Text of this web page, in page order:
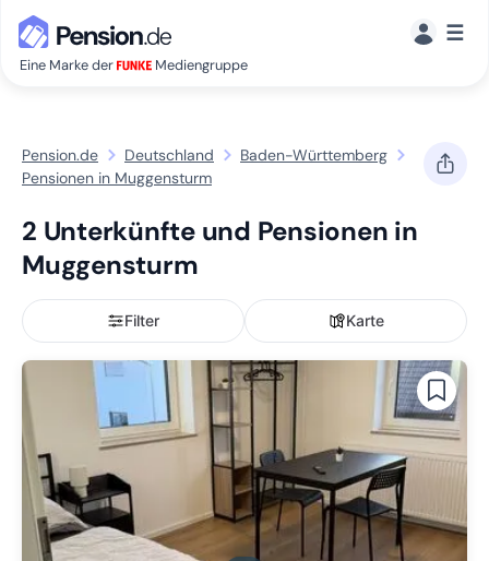
Eine Marke der Mediengruppe
☰
Pension.de Deutschland
Baden-Württemberg
Pensionen in Muggensturm
2 Unterkünfte und Pensionen in
Muggensturm
Filter Karte